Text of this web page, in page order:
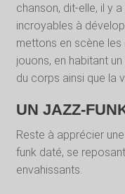
chanson, dit-elle, il y
incroyables à
mettons en scène
jouons, en habitant
du corps ainsi que la
UN JAZZ-
Reste à apprécier
funk daté, se
envahissants.